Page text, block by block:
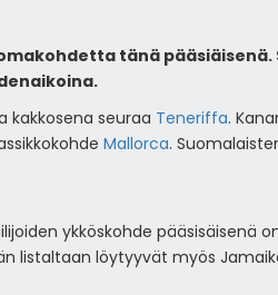
tänä
kakkosena seuraa Teneriffa.
Mallorca.
ykköskohde pääsisäisenä
listaltaan löytyyvät myös